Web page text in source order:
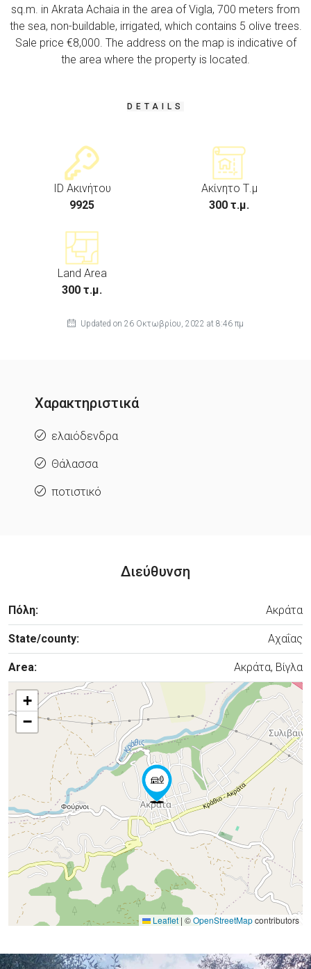
sq.m. in Akrata Achaia in the area of ​​Vigla, 700 meters from
the sea, non-buildable, irrigated, which contains 5 olive trees.
Sale price €8,000. The address on the map is indicative of
the area where the property is located.
DETAILS
ID Ακινήτου
9925
Ακίνητο Τ.μ
300 τ.μ.
Land Area
300 τ.μ.
Updated on 26 Οκτωβρίου, 2022 at 8:46 πμ
Χαρακτηριστικά
ελαιόδενδρα
Θάλασσα
ποτιστικό
Διεύθυνση
Πόλη: Ακράτα
State/county: Αχαΐας
Area: Ακράτα, Βίγλα
+
−
Leaflet | ©OpenStreetMapcontributors